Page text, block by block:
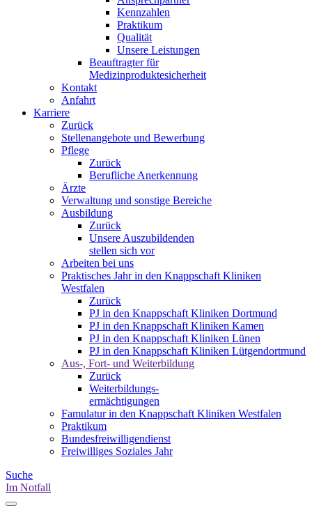
Kennzahlen
Praktikum
Qualität
Unsere Leistungen
Beauftragter für
Medizinproduktesicherheit
Kontakt
Anfahrt
Karriere
Zurück
Stellenangebote und Bewerbung
Pflege
Zurück
Berufliche Anerkennung
Ärzte
Verwaltung und sonstige Bereiche
Ausbildung
Zurück
Unsere Auszubildenden
stellen sich vor
Arbeiten bei uns
Praktisches Jahr in den Knappschaft Kliniken
Westfalen
Zurück
PJ in den Knappschaft Kliniken Dortmund
PJ in den Knappschaft Kliniken Kamen
PJ in den Knappschaft Kliniken Lünen
PJ in den Knappschaft Kliniken Lütgendortmund
Aus-, Fort- und Weiterbildung
Zurück
Weiterbildungs-
ermächtigungen
Famulatur in den Knappschaft Kliniken Westfalen
Praktikum
Bundesfreiwilligendienst
Freiwilliges Soziales Jahr
Suche
Im Notfall